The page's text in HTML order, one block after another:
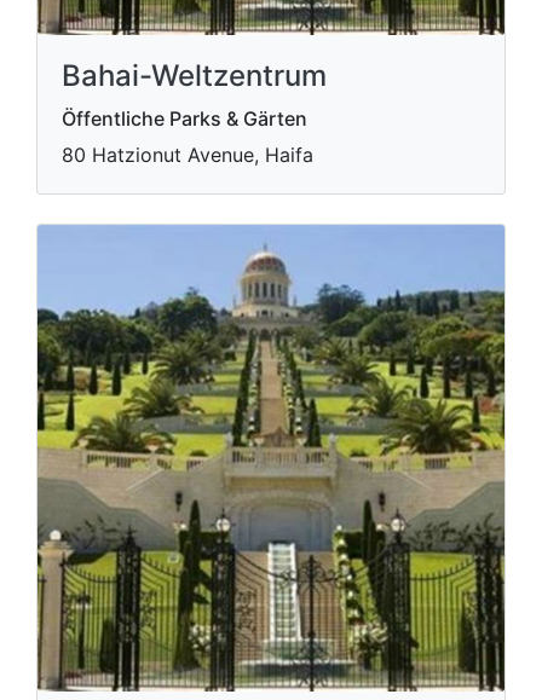
Bahai-Weltzentrum
Öffentliche Parks & Gärten
80 Hatzionut Avenue, Haifa